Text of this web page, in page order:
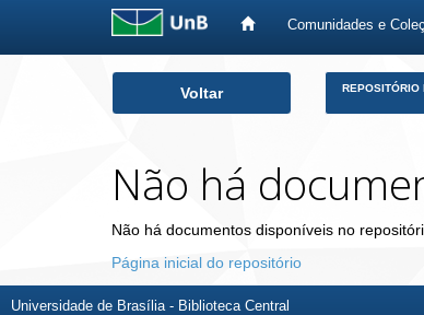
Comunidades e
Voltar REPOSITÓRIO
Não há
Não há documentos disponíveis no
Página inicial do repositório
Universidade de Brasília - Biblioteca Central